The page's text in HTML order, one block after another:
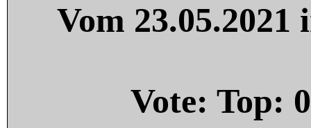
Vom
Vote: Top: 0